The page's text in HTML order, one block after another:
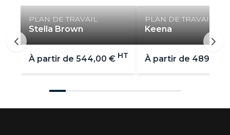
PLAN DE TRAVAIL
Stella Brown
À partir de 544,00 € HT
PLAN DE TRAVAIL
Keena
À partir de 489,00